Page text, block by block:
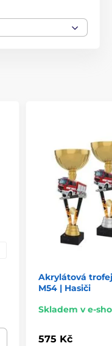
Akrylátová trofej
M54 | Hasiči
Skladem v e-
575 Kč